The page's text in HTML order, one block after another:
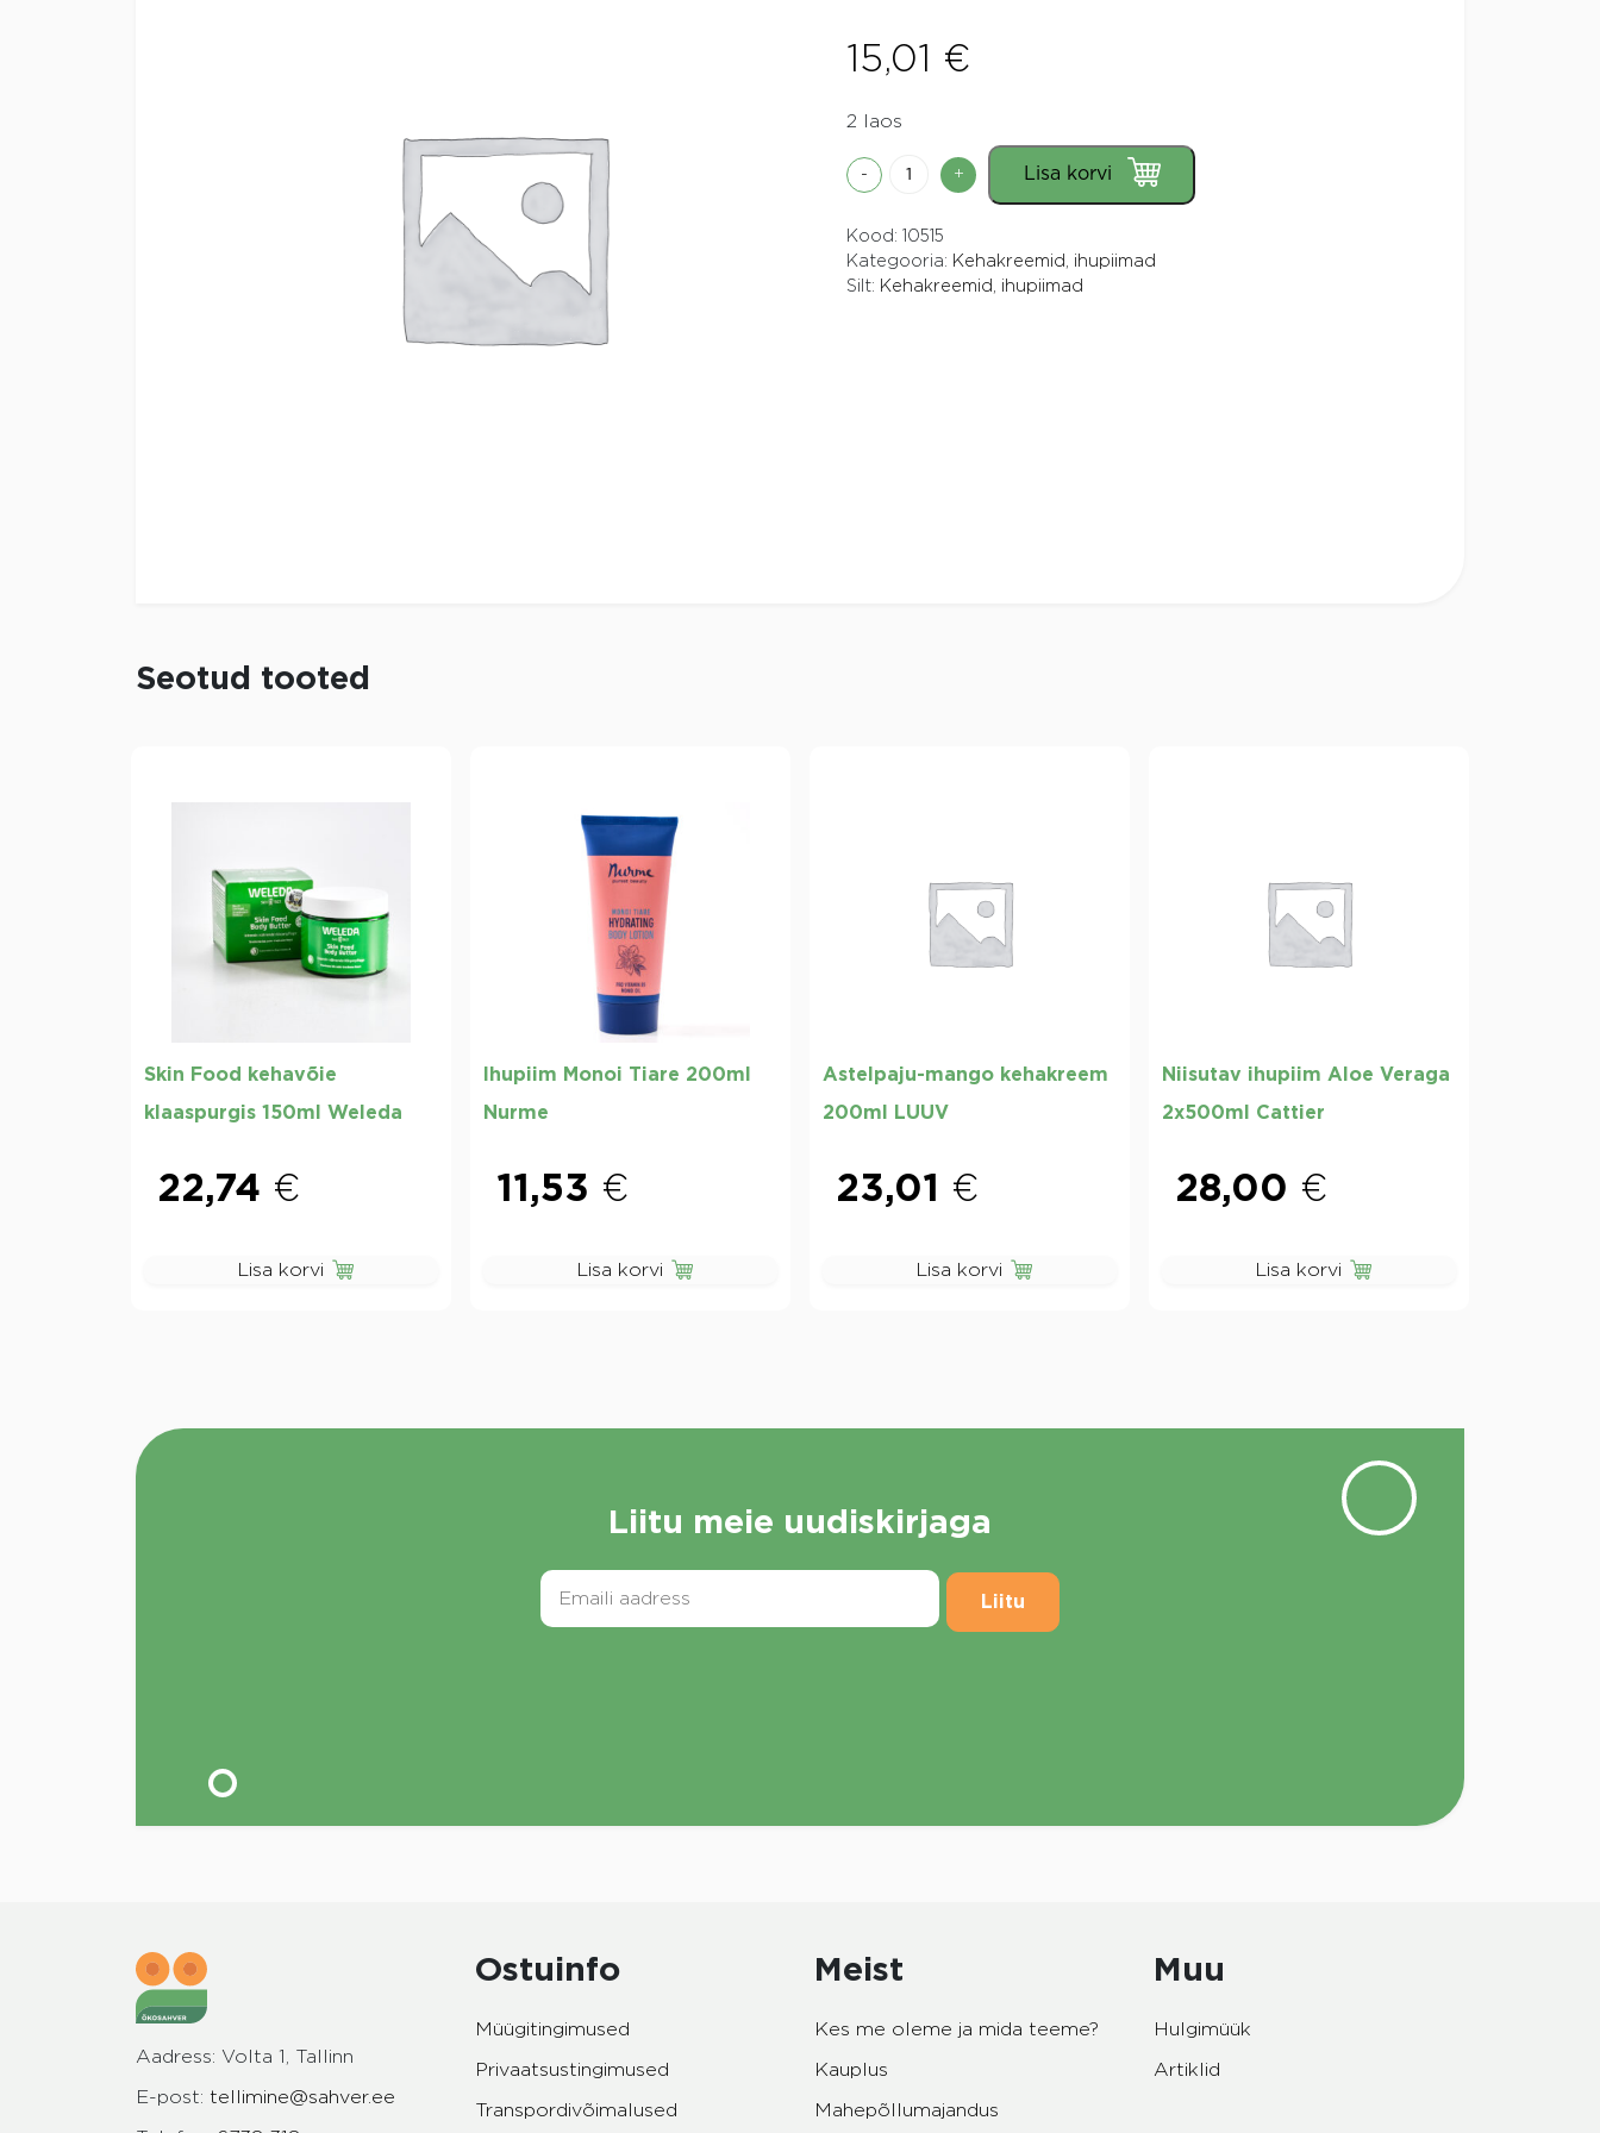
15,01 €
2 laos
-
Arnika
jahutav
100ml
Weleda
kogus
+ Lisa korvi
Kood:10515
Kategooria: Kehakreemid, ihupiimad
Silt: Kehakreemid, ihupiimad
Seotud tooted
Skin Food kehavõie
klaaspurgis 150ml Weleda
22,74 €
Lisa korvi
Ihupiim Monoi Tiare 200ml
Nurme
11,53 €
Lisa korvi
Astelpaju-mango kehakreem
200ml LUUV
23,01 €
Lisa korvi
Niisutav ihupiim Aloe Veraga
2x500ml Cattier
28,00 €
Lisa korvi
Liitu meie uudiskirjaga
Liitu
Aadress: Volta 1, Tallinn
E-post: tellimine@sahver.ee
Ostuinfo
Müügitingimused
Privaatsustingimused
Transpordivõimalused
Meist
Kes me oleme ja mida teeme?
Kauplus
Mahepõllumajandus
Muu
Hulgimüük
Artiklid